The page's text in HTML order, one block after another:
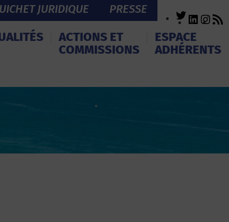
JURIDIQUE PRESSE Twitter
ACTIONS ET
COMMISSIONS
ESPACE
ADHÉRENTS